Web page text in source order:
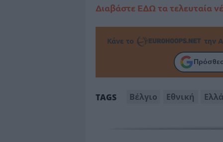
Διαβάστε ΕΔΩ τα τελευταία
Κάνε το την
TAGS Βέλγιο Εθνική